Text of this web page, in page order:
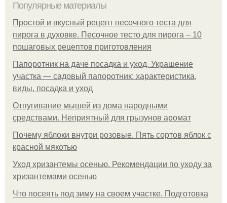
Популярные материалы
Простой и вкусный рецепт песочного теста для
пирога в духовке. Песочное тесто для пирога – 10
пошаговых рецептов приготовления
Папоротник на даче посадка и уход. Украшение
участка — садовый папоротник: характеристика,
виды, посадка и уход
Отпугивание мышей из дома народными
средствами. Неприятный для грызунов аромат
Почему яблоки внутри розовые. Пять сортов яблок с
красной мякотью
Уход хризантемы осенью. Рекомендации по уходу за
хризантемами осенью
Что посеять под зиму на своем участке. Подготовка